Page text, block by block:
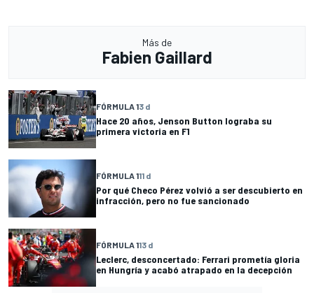
Más de
Fabien Gaillard
FÓRMULA 13 d
Hace 20 años, Jenson Button lograba su
primera victoria en F1
FÓRMULA 111 d
Por qué Checo Pérez volvió a ser descubierto en
infracción, pero no fue sancionado
FÓRMULA 113 d
Leclerc, desconcertado: Ferrari prometía gloria
en Hungría y acabó atrapado en la decepción